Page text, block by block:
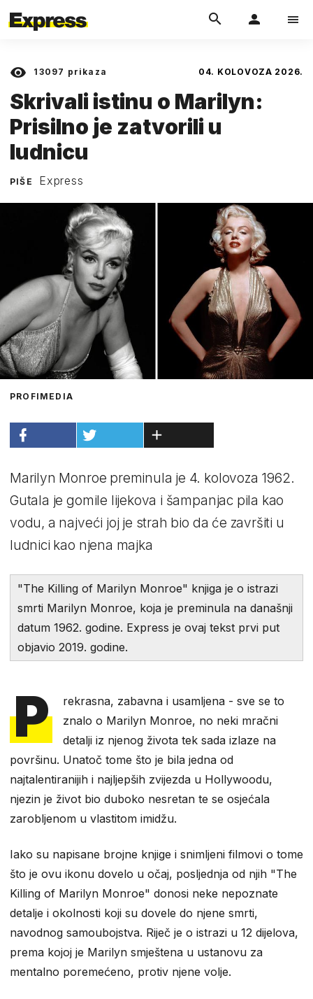
13097 prikaza 04. KOLOVOZA 2026.
Skrivali istinu o Marilyn:
Prisilno je zatvorili u
ludnicu
PIŠE Express
PROFIMEDIA
Marilyn Monroe preminula je 4. kolovoza 1962.
Gutala je gomile lijekova i šampanjac pila kao
vodu, a najveći joj je strah bio da će završiti u
ludnici kao njena majka
"The Killing of Marilyn Monroe" knjiga je o istrazi
smrti Marilyn Monroe, koja je preminula na današnji
datum 1962. godine. Express je ovaj tekst prvi put
objavio 2019. godine.
P
rekrasna, zabavna i usamljena - sve se to
znalo o Marilyn Monroe, no neki mračni
detalji iz njenog života tek sada izlaze na
površinu. Unatoč tome što je bila jedna od
najtalentiranijih i najljepših zvijezda u Hollywoodu,
njezin je život bio duboko nesretan te se osjećala
zarobljenom u vlastitom imidžu.
Iako su napisane brojne knjige i snimljeni filmovi o tome
što je ovu ikonu dovelo u očaj, posljednja od njih "The
Killing of Marilyn Monroe" donosi neke nepoznate
detalje i okolnosti koji su dovele do njene smrti,
navodnog samoubojstva. Riječ je o istrazi u 12 dijelova,
prema kojoj je Marilyn smještena u ustanovu za
mentalno poremećeno, protiv njene volje.